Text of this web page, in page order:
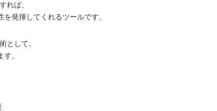
れば、
発揮してくれるツールです。
として、
。